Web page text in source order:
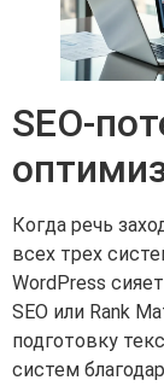
SEO-
Когда речь
всех трех
WordPress
SEO или Rank
подготовку
систем